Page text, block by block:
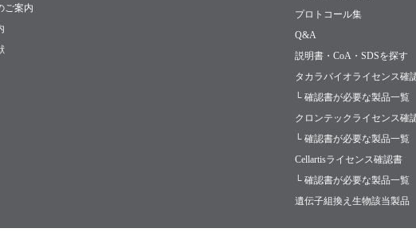
ご案内
プロトコール集
Q&A
説明書・CoA・SDSを探す
タカラバイオライセンス確
└ 確認書が必要な製品一覧
クロンテックライセンス確
└ 確認書が必要な製品一覧
Cellartisライセンス確認書
└ 確認書が必要な製品一覧
遺伝子組換え生物該当製品